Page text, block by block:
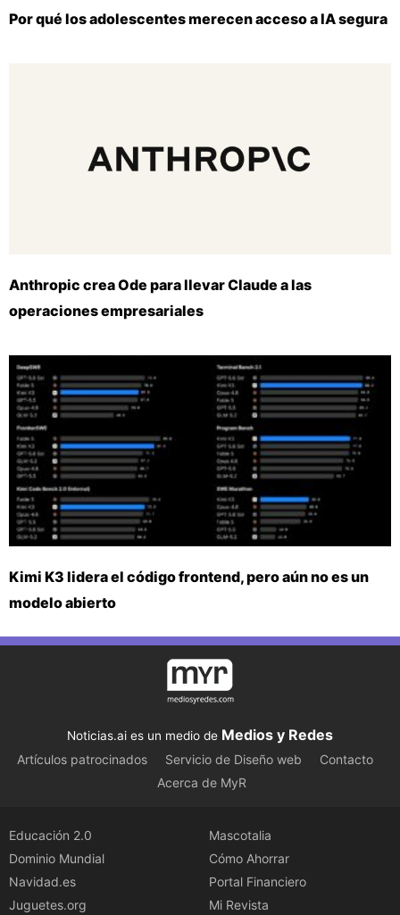
Por qué los adolescentes merecen acceso a IA segura
Anthropic crea Ode para llevar Claude a las
operaciones empresariales
Kimi K3 lidera el código frontend, pero aún no es un
modelo abierto
Noticias.ai es un medio de Medios y Redes
Artículos patrocinados Servicio de Diseño web
Contacto
Acerca de MyR
Educación 2.0
Dominio Mundial
Navidad.es
Juguetes.org
Mascotalia
Cómo Ahorrar
Portal Financiero
Mi Revista